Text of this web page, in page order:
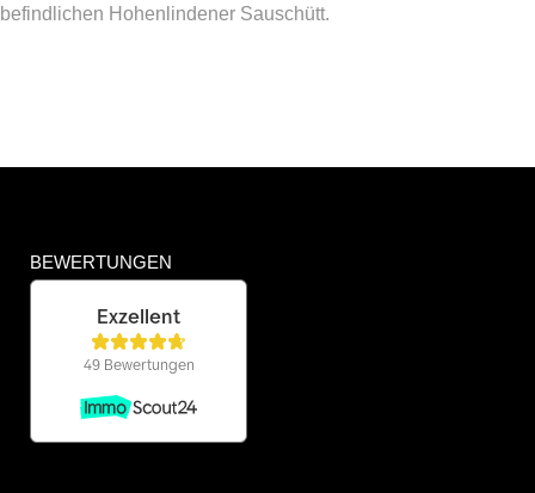
befindlichen Hohenlindener Sauschütt.
BEWERTUNGEN